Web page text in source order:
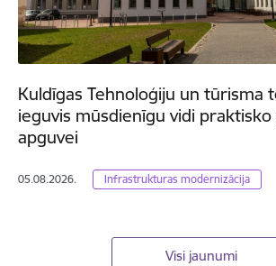
Kuldīgas Tehnoloģiju un tūrisma
ieguvis mūsdienīgu vidi
apguvei
05.08.2026. Infrastrukturas modernizācija
Visi jaunumi